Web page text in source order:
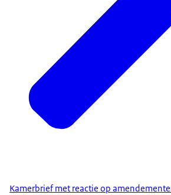
Kamerbrief met reactie op